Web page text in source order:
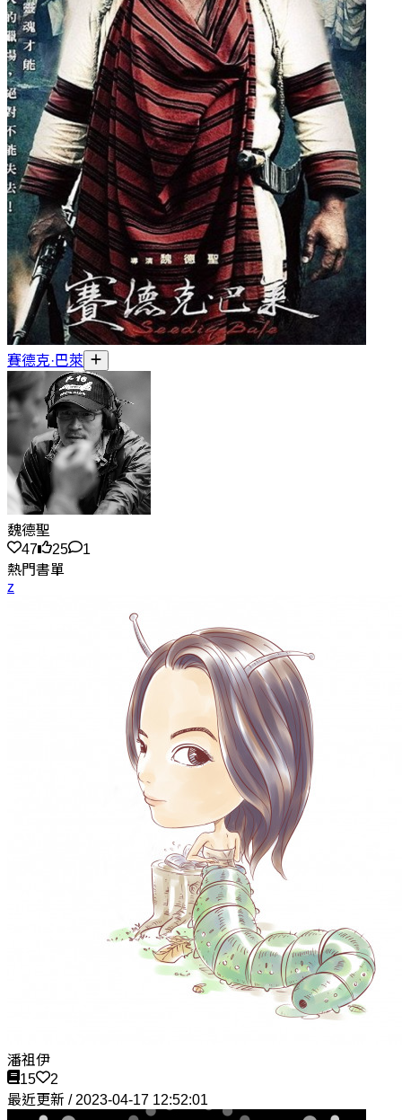
賽德克·巴萊
魏德聖
47
25
1
熱門書單
z
潘祖伊
15
2
最近更新 / 2023-04-17 12:52:01